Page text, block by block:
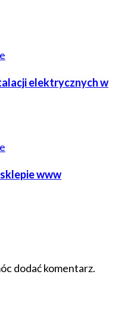
elektrycznych w
www
dodać komentarz.